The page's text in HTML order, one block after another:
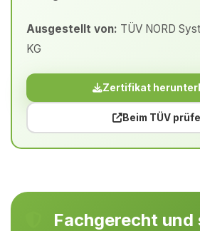
Ausgestellt von: TÜV NORD
KG
Zertifikat
Beim TÜV
Fachgerecht und